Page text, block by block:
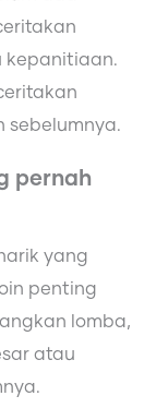
kepanitiaan.
sebelumnya.
pernah
yang
penting
lomba,
atau